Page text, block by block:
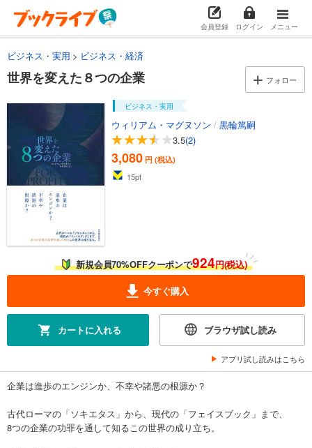
会員登録 ログイン メニュー
ビジネス・実用 ビジネス・経済
世界を変えた８つの企業 フォロー
ビジネス・実用
ウィリアム・マグヌソン / 黒輪篤嗣
3.5(2)
3,080 円 (税込)
15pt
新規会員70%OFFクーポンで924円(税込)
今すぐ購入
カートに入れる ブラウザ試し読み
アプリ試し読みはこちら
企業は進歩のエンジンか、不幸や諸悪の根源か？
古代ローマの「ソキエタス」から、現代の「フェイスブック」まで、
8つの企業の功罪を通して知るこの世界の成り立ち。